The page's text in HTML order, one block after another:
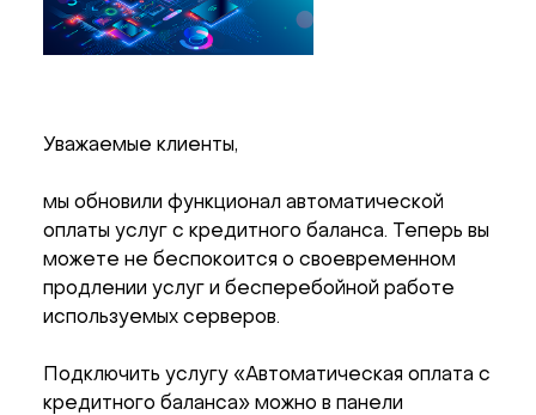
Уважаемые клиенты,
мы обновили функционал автоматической
оплаты услуг с кредитного баланса. Теперь вы
можете не беспокоится о своевременном
продлении услуг и бесперебойной работе
используемых серверов.
Подключить услугу «Автоматическая оплата с
кредитного баланса» можно в панели